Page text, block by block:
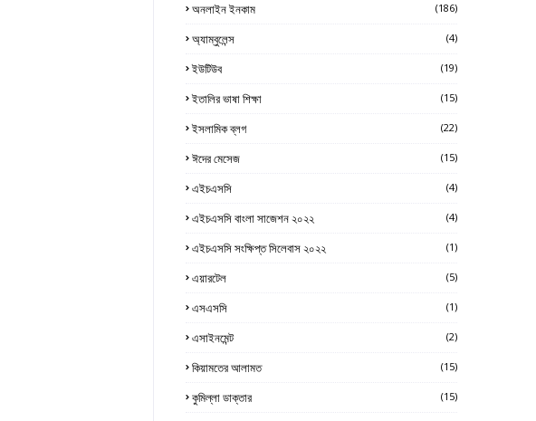
অনলাইন ইনকাম (186)
অ্যাম্বুলেন্স (4)
ইউটিউব (19)
ইতালির ভাষা শিক্ষা (15)
ইসলামিক ব্লগ (22)
ঈদের মেসেজ (15)
এইচএসসি (4)
এইচএসসি বাংলা সাজেশন ২০২২ (4)
এইচএসসি সংক্ষিপ্ত সিলেবাস ২০২২ (1)
এয়ারটেল (5)
এসএসসি (1)
এসাইনমেন্ট (2)
কিয়ামতের আলামত (15)
কুমিল্লা ডাক্তার (15)